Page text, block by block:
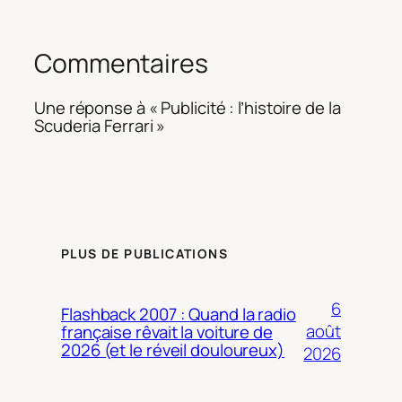
Commentaires
Une réponse à « Publicité : l’histoire de la
Scuderia Ferrari »
PLUS DE PUBLICATIONS
Flashback 2007 : Quand la radio
française rêvait la voiture de
2026 (et le réveil douloureux)
6
août
2026